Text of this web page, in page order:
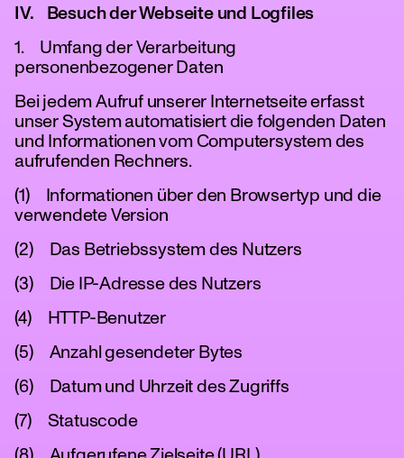
IV. Besuch der Webseite und Logfiles
1. Umfang der Verarbeitung
personenbezogener Daten
Bei jedem Aufruf unserer Internetseite erfasst
unser System automatisiert die folgenden Daten
und Informationen vom Computersystem des
aufrufenden Rechners.
(1) Informationen über den Browsertyp und die
verwendete Version
(2) Das Betriebssystem des Nutzers
(3) Die IP-Adresse des Nutzers
(4) HTTP-Benutzer
(5) Anzahl gesendeter Bytes
(6) Datum und Uhrzeit des Zugriffs
(7) Statuscode